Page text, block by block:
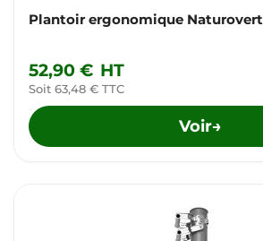
Plantoir ergonomique Naturovert
52,90 € HT
Soit 63,48 € TTC
Voir→